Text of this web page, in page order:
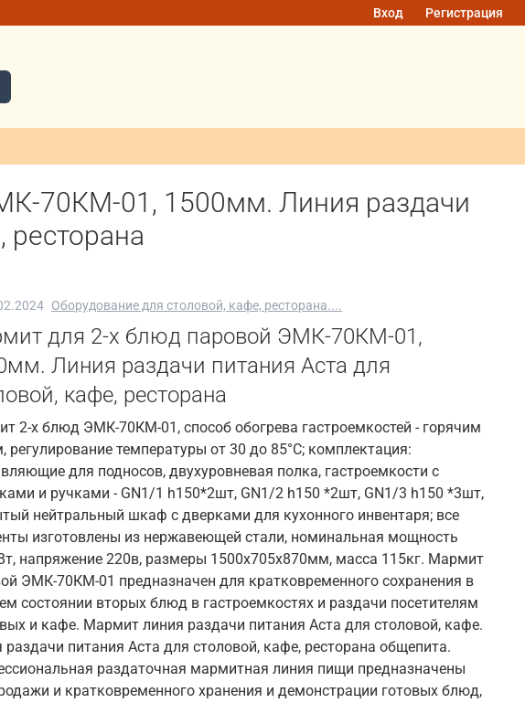
Вход Регистрация
70КМ-01, 1500мм. Линия раздачи
ресторана
Оборудование для столовой, кафе, ресторана....
для 2-х блюд паровой ЭМК-70КМ-01,
Линия раздачи питания Аста для
кафе, ресторана
2-х блюд ЭМК-70КМ-01, способ обогрева гастроемкостей - горячим
регулирование температуры от 30 до 85°С; комплектация:
для подносов, двухуровневая полка, гастроемкости с
и ручками - GN1/1 h150*2шт, GN1/2 h150 *2шт, GN1/3 h150 *3шт,
нейтральный шкаф с дверками для кухонного инвентаря; все
изготовлены из нержавеющей стали, номинальная мощность
напряжение 220в, размеры 1500x705x870мм, масса 115кг. Мармит
ЭМК-70КМ-01 предназначен для кратковременного сохранения в
состоянии вторых блюд в гастроемкостях и раздачи посетителям
и кафе. Мармит линия раздачи питания Аста для столовой, кафе.
раздачи питания Аста для столовой, кафе, ресторана общепита.
раздаточная мармитная линия пищи предназначены
и кратковременного хранения и демонстрации готовых блюд,